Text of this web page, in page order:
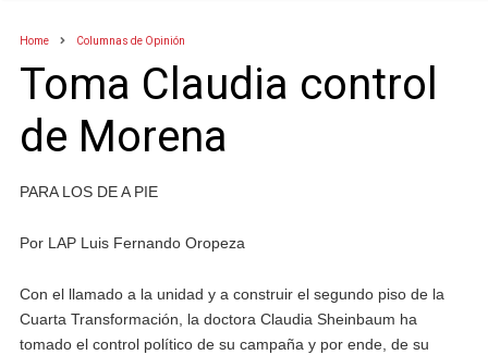
Home Columnas de Opinión
Toma Claudia control
de Morena
PARA LOS DE A PIE
Por LAP Luis Fernando Oropeza
Con el llamado a la unidad y a construir el segundo piso de la
Cuarta Transformación, la doctora Claudia Sheinbaum ha
tomado el control político de su campaña y por ende, de su